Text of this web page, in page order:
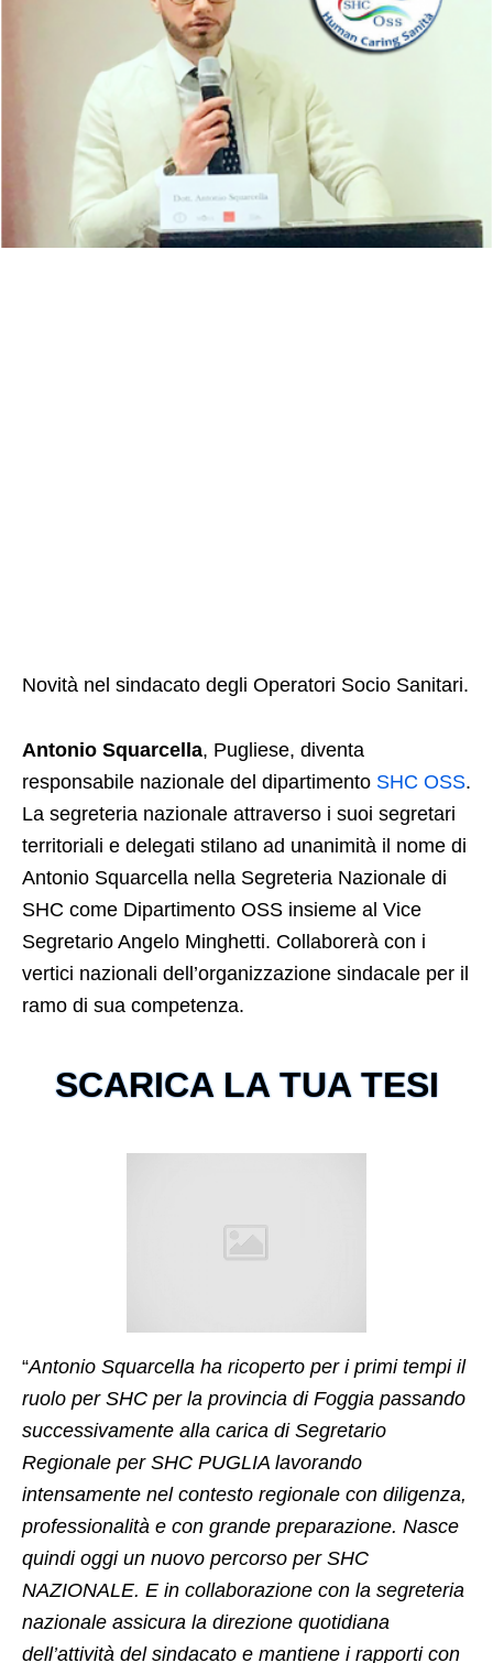
Novità nel sindacato degli Operatori Socio Sanitari.
Antonio Squarcella, Pugliese, diventa
responsabile nazionale del dipartimento SHC OSS.
La segreteria nazionale attraverso i suoi segretari
territoriali e delegati stilano ad unanimità il nome di
Antonio Squarcella nella Segreteria Nazionale di
SHC come Dipartimento OSS insieme al Vice
Segretario Angelo Minghetti. Collaborerà con i
vertici nazionali dell’organizzazione sindacale per il
ramo di sua competenza.
SCARICA LA TUA TESI
“Antonio Squarcella ha ricoperto per i primi tempi il
ruolo per SHC per la provincia di Foggia passando
successivamente alla carica di Segretario
Regionale per SHC PUGLIA lavorando
intensamente nel contesto regionale con diligenza,
professionalità e con grande preparazione. Nasce
quindi oggi un nuovo percorso per SHC
NAZIONALE. E in collaborazione con la segreteria
nazionale assicura la direzione quotidiana
dell’attività del sindacato e mantiene i rapporti con